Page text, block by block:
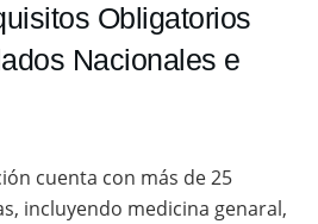
Obligatorios
Nacionales e
cuenta con más de 25
incluyendo medicina genaral,